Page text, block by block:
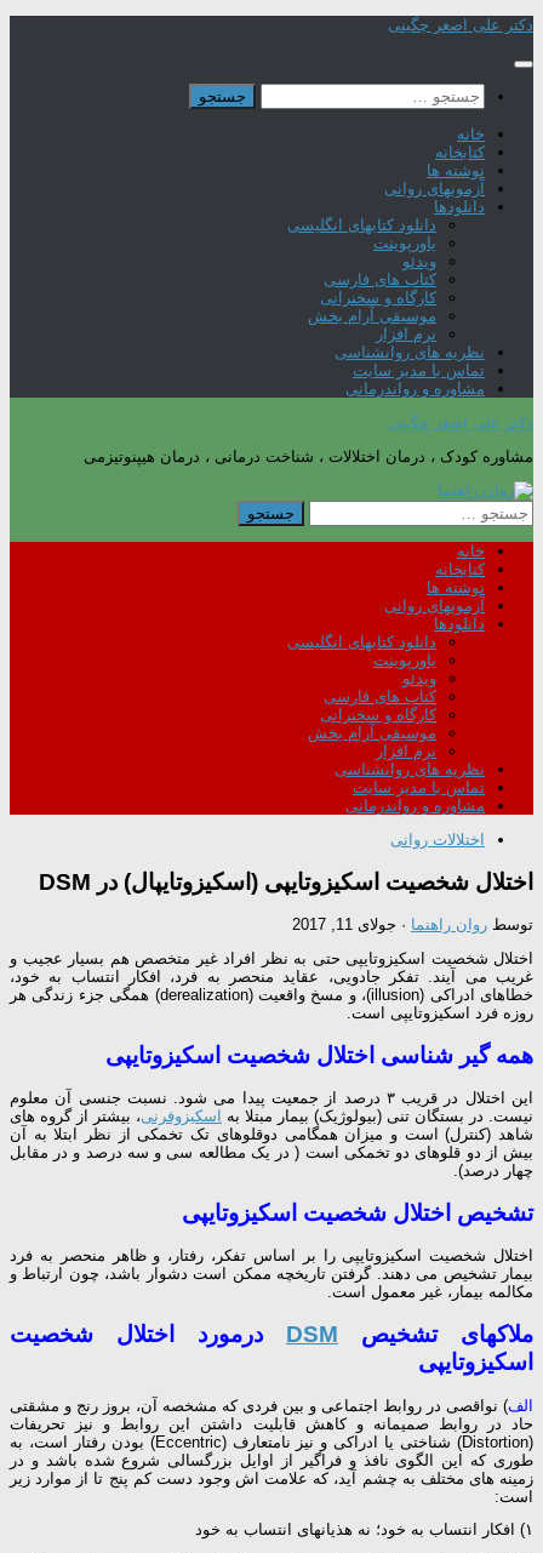
Skip
content
دکتر علی اصغر چگینی
جستجو
برای:
خانه
کتابخانه
نوشته ها
آزمونهای روانی
دانلودها
دانلود کتابهای انگلیسی
پاورپوینت
ویدئو
کتاب های فارسی
کارگاه و سخنرانی
موسیقی آرام بخش
نرم افزار
نظریه های روانشناسی
تماس با مدیر سایت
مشاوره و رواندرمانی
دکتر علی اصغر چگینی
مشاوره کودک ، درمان اختلالات ، شناخت درمانی ، درمان هیپنوتیزمی
جستجو
برای:
خانه
کتابخانه
نوشته ها
آزمونهای روانی
دانلودها
دانلود کتابهای انگلیسی
پاورپوینت
ویدئو
کتاب های فارسی
کارگاه و سخنرانی
موسیقی آرام بخش
نرم افزار
نظریه های روانشناسی
تماس با مدیر سایت
مشاوره و رواندرمانی
اختلالات روانی
اختلال شخصیت اسکیزوتایپی (اسکیزوتایپال) در DSM
توسط روان راهنما · جولای 11, 2017
اختلال شخصیت اسکیزوتایپی حتی به نظر افراد غیر متخصص هم بسیار عجیب و
غریب می آیند. تفکر جادویی، عقاید منحصر به فرد، افکار انتساب به خود،
خطاهای ادراکی (illusion)، و مسخ واقعیت (derealization) همگی جزء زندگی هر
روزه فرد اسکیزوتایپی است.
همه گیر شناسی اختلال شخصیت اسکیزوتایپی
این اختلال در قریب ۳ درصد از جمعیت پیدا می شود. نسبت جنسی آن معلوم
نیست. در بستگان تنی (بیولوژیک) بیمار مبتلا به
اسکیزوفرنی، بیشتر از گروه های
شاهد (کنترل) است و میزان همگامی دوقلوهای تک تخمکی از نظر ابتلا به آن
بیش از دو قلوهای دو تخمکی است ( در یک مطالعه سی و سه درصد و در مقابل
چهار درصد).
تشخیص اختلال شخصیت اسکیزوتایپی
اختلال شخصیت اسکیزوتایپی را بر اساس تفکر، رفتار، و ظاهر منحصر به فرد
بیمار تشخیص می دهند. گرفتن تاریخچه ممکن است دشوار باشد، چون ارتباط و
مکالمه بیمار، غیر معمول است.
ملاکهای تشخیص DSM درمورد اختلال شخصیت
اسکیزوتایپی
الف) نواقصی در روابط اجتماعی و بین فردی که مشخصه آن، بروز رنج و مشقتی
حاد در روابط صمیمانه و کاهش قابلیت داشتن این روابط و نیز تحریفات
(Distortion) شناختی یا ادراکی و نیز نامتعارف (Eccentric) بودن رفتار است، به
طوری که این الگوی نافذ و فراگیر از اوایل بزرگسالی شروع شده باشد و در
زمینه های مختلف به چشم آید، که علامت اش وجود دست کم پنج تا از موارد زیر
است:
۱) افکار انتساب به خود؛ نه هذیانهای انتساب به خود